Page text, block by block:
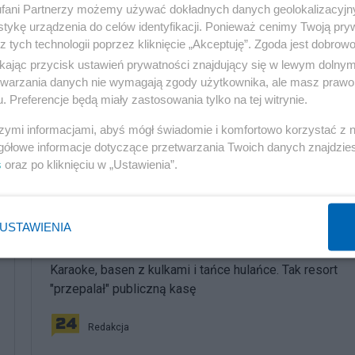
38 Obserwuj notkę
Karaoke, basen z kulkami i tańce hulańce. Tak resort
"przepalał" publiczną kasę
Redakcja
Partnerzy możemy używać dokładnych danych
urządzenia do celów identyfikacji. Ponieważ cenimy Twoją
tych technologii poprzez kliknięcie „Akceptuję”. Zgoda jest
przycisk ustawień prywatności znajdujący się w lewym
danych nie wymagają zgody użytkownika, ale masz
Preferencje będą miały zastosowania tylko na tej witrynie.
informacjami, abyś mógł świadomie i komfortowo korzystać z
informacje dotyczące przetwarzania Twoich danych
oraz po kliknięciu w „Ustawienia”.
USTAWIENIA